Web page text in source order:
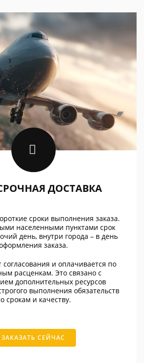
ДОСТАВКА
сроки выполнения заказа.
населенными пунктами срок
день, внутри города – в день
заказа.
согласования и оплачивается по
расценкам. Это связано с
дополнительных ресурсов
выполнения обязательств
срокам и качеству.
ЗАКАЗАТЬ СЕЙЧАС